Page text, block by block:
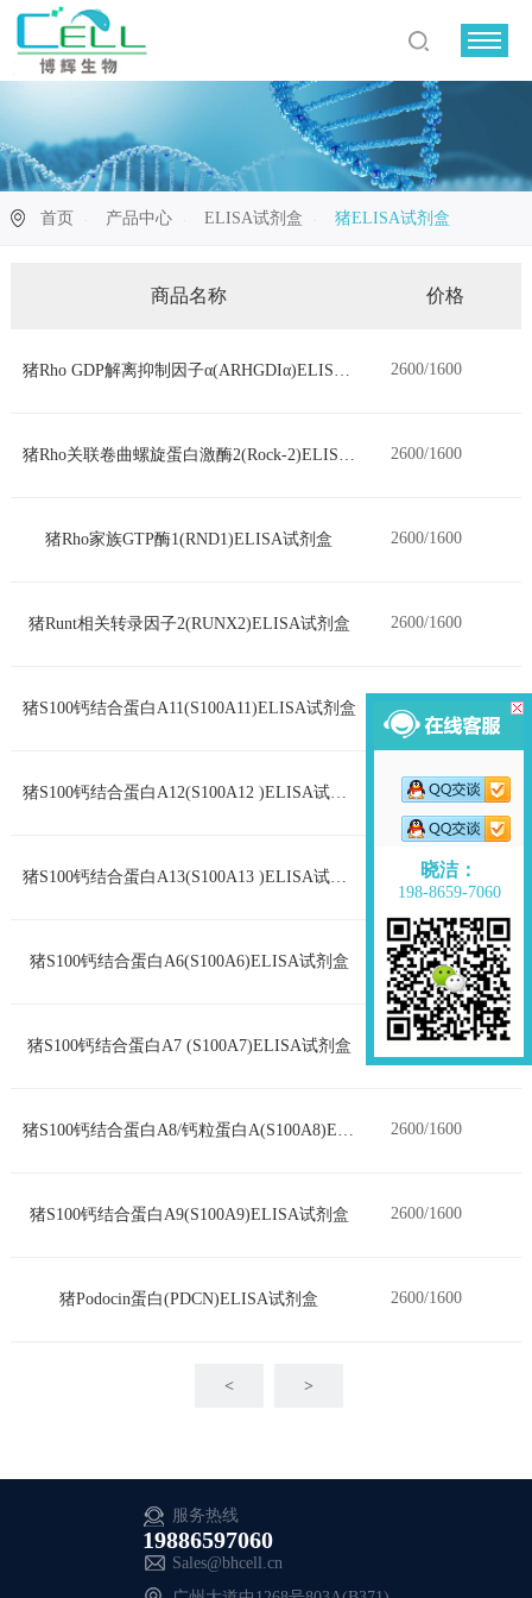
晓洁：
198-8659-7060
首页 产品中心 ELISA试剂盒 猪ELISA试剂盒
商品名称 价格
2600/1600
2600/1600
猪Rho家族GTP酶1(RND1)ELISA试剂盒 2600/1600
猪Runt相关转录因子2(RUNX2)ELISA试剂盒 2600/1600
猪S100钙结合蛋白A11(S100A11)ELISA试剂盒 2600/1600
猪S100钙结合蛋白A12(S100A12 )ELISA试剂盒 2600/1600
猪S100钙结合蛋白A13(S100A13 )ELISA试剂盒 2600/1600
猪S100钙结合蛋白A6(S100A6)ELISA试剂盒 2600/1600
猪S100钙结合蛋白A7 (S100A7)ELISA试剂盒 2600/1600
2600/1600
猪S100钙结合蛋白A9(S100A9)ELISA试剂盒 2600/1600
猪Podocin蛋白(PDCN)ELISA试剂盒 2600/1600
< >
服务热线
19886597060
Sales@bhcell.cn